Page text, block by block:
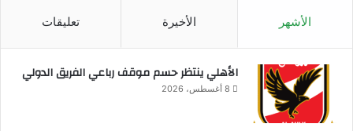
الأشهر الأخيرة تعليقات
الأهلي ينتظر حسم موقف رباعي الفريق الدولي
8 أغسطس، 2026